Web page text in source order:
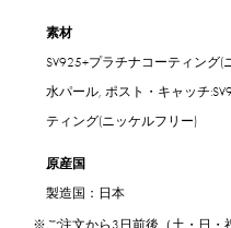
素材
SV925+プラチナコーティング(
水パール, ポスト・キャッチ
ティング(ニッケルフリー)
原産国
製造国：日本
※ご注文から3日前後（土・日・